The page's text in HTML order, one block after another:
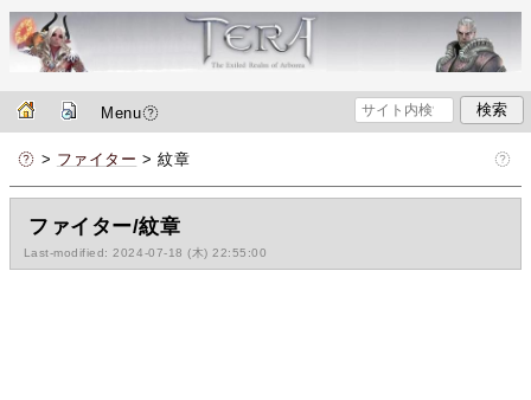
Menu
> ファイター > 紋章
ファイター/紋章
Last-modified: 2024-07-18 (木) 22:55:00